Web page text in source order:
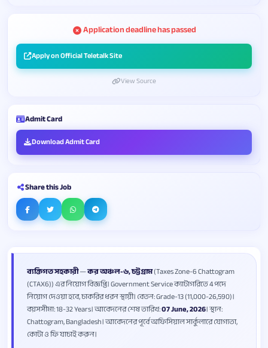
ব্যক্তিগত সহকারী—কর অঞ্চল-৬, চট্টগ্রাম(Taxes Zone-6 Chattogram
(CTAX6)) এর নিয়োগ বিজ্ঞপ্তি। Government Service ক্যাটাগরিতে 4 পদে
নিয়োগ দেওয়া হবে, চাকরির ধরন স্থায়ী। বেতন: Grade-13 (11,000-26,590)।
বয়সসীমা: 18-32 Years। আবেদনের শেষ তারিখ:07 June, 2026। স্থান:
Chattogram, Bangladesh। আবেদনের পূর্বে অফিসিয়াল সার্কুলারে যোগ্যতা,
কোটা ও ফি যাচাই করুন।
Application deadline has passed
Apply on Official Teletalk Site
View Source
Admit Card
Download Admit Card
Share this Job